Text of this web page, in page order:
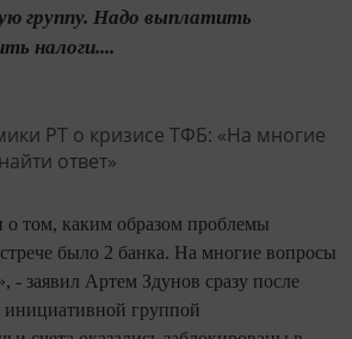
группу. Надо выплатить
налоги....
том, каким образом проблемы
было 2 банка. На многие вопросы
- заявил Артем Здунов сразу после
инициативной группой